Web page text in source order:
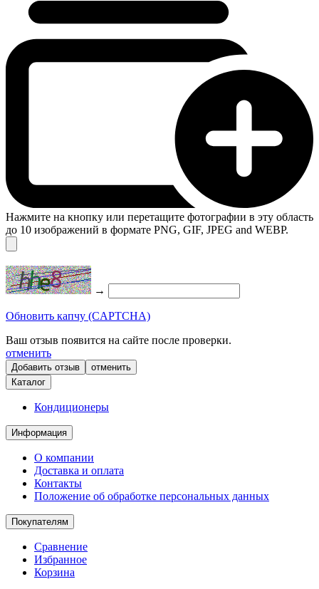
Нажмите на кнопку или перетащите фотографии в эту область
до 10 изображений в формате PNG, GIF, JPEG and WEBP.
→
Обновить капчу (CAPTCHA)
Ваш отзыв появится на сайте после проверки.
отменить
отменить
Каталог
Кондиционеры
Информация
О компании
Доставка и оплата
Контакты
Положение об обработке персональных данных
Покупателям
Сравнение
Избранное
Корзина